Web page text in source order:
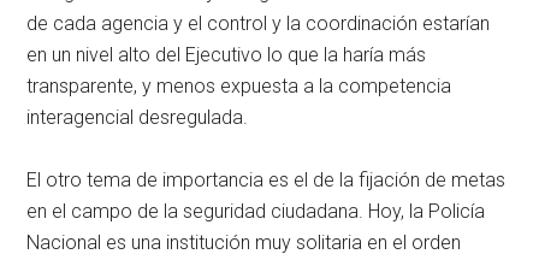
de cada agencia y el control y la coordinación estarían
en un nivel alto del Ejecutivo lo que la haría más
transparente, y menos expuesta a la competencia
interagencial desregulada.
El otro tema de importancia es el de la fijación de metas
en el campo de la seguridad ciudadana. Hoy, la Policía
Nacional es una institución muy solitaria en el orden